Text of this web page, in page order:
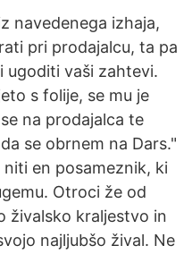
navedenega izhaja,
pri prodajalcu, ta pa
ugoditi vaši zahtevi.
s folije, se mu je
na prodajalca te
se obrnem na Dars."
en posameznik, ki
Otroci že od
živalsko kraljestvo in
najljubšo žival. Ne